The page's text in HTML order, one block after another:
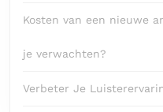
Kosten van een nieuwe
je verwachten?
Verbeter Je